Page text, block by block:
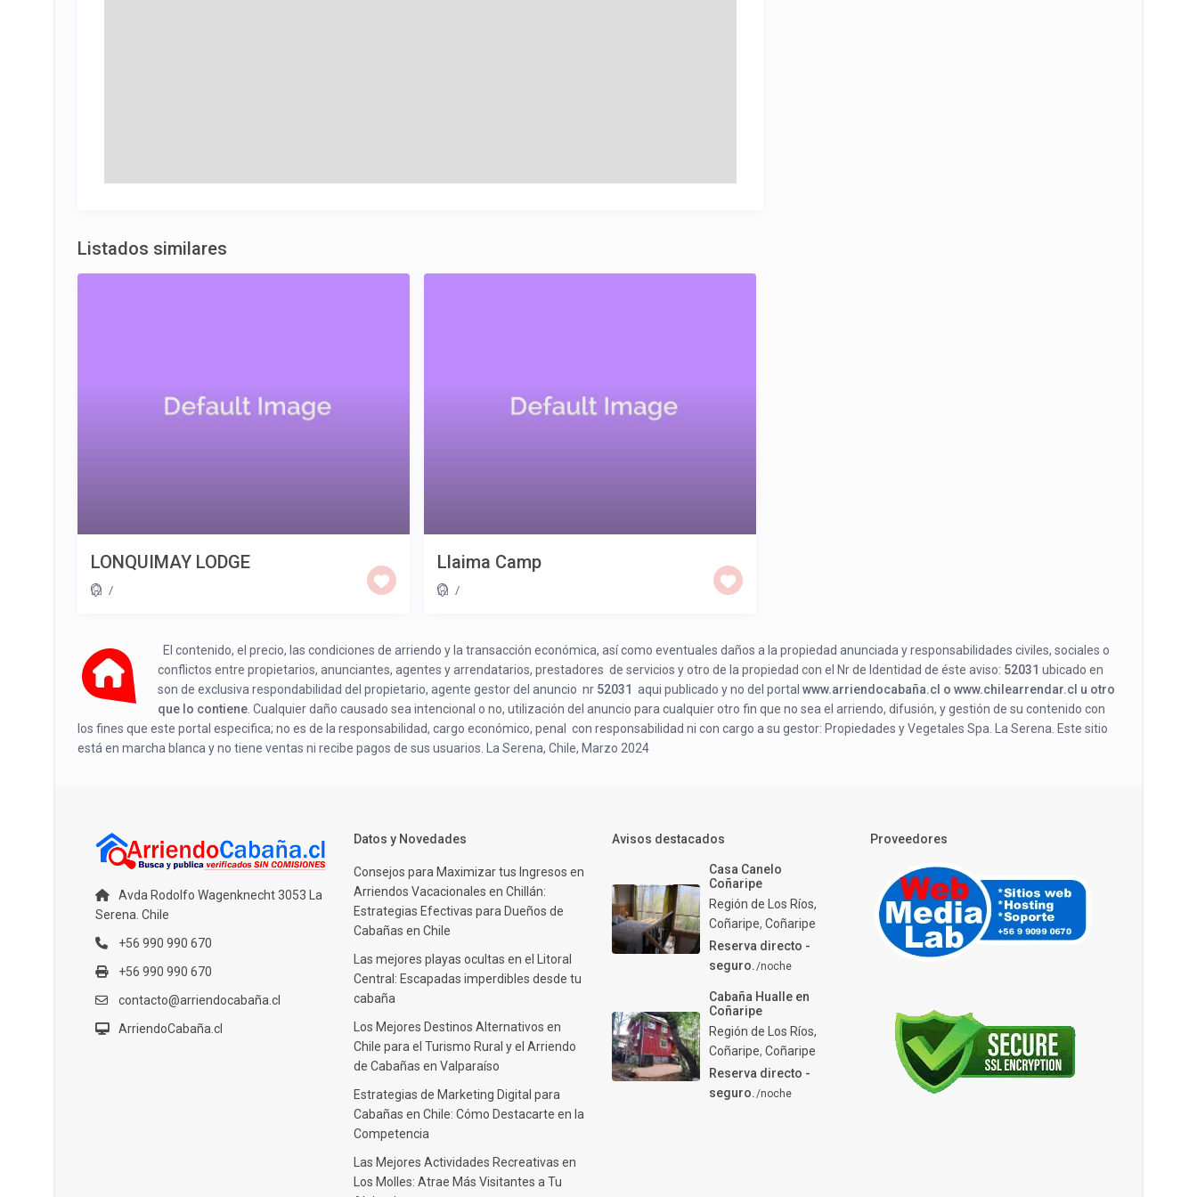
Listados similares
LONQUIMAY LODGE
/
Llaima Camp
/
El contenido, el precio, las condiciones de arriendo y la transacción económica, así como eventuales daños a la propiedad anunciada y responsabilidades civiles, sociales o
conflictos entre propietarios, anunciantes, agentes y arrendatarios, prestadores de servicios y otro de la propiedad con el Nr de Identidad de éste aviso: 52031 ubicado en
son de exclusiva respondabilidad del propietario, agente gestor del anuncio nr 52031 aqui publicado y no del portal www.arriendocabaña.cl o www.chilearrendar.cl u otro
que lo contiene . Cualquier daño causado sea intencional o no, utilización del anuncio para cualquier otro fin que no sea el arriendo, difusión, y gestión de su contenido con
los fines que este portal especifica; no es de la responsabilidad, cargo económico, penal con responsabilidad ni con cargo a su gestor: Propiedades y Vegetales Spa. La Serena. Este sitio
está en marcha blanca y no tiene ventas ni recibe pagos de sus usuarios. La Serena, Chile, Marzo 2024
Avda Rodolfo Wagenknecht 3053 La
Serena. Chile
+56 990 990 670
+56 990 990 670
contacto@arriendocabaña.cl
ArriendoCabaña.cl
Datos y Novedades
Consejos para Maximizar tus Ingresos en
Arriendos Vacacionales en Chillán:
Estrategias Efectivas para Dueños de
Cabañas en Chile
Las mejores playas ocultas en el Litoral
Central: Escapadas imperdibles desde tu
cabaña
Los Mejores Destinos Alternativos en
Chile para el Turismo Rural y el Arriendo
de Cabañas en Valparaíso
Estrategias de Marketing Digital para
Cabañas en Chile: Cómo Destacarte en la
Competencia
Las Mejores Actividades Recreativas en
Los Molles: Atrae Más Visitantes a Tu
Avisos destacados
Casa Canelo
Coñaripe
Región de Los Ríos,
Coñaripe,Coñaripe
Reserva directo -
seguro./noche
Cabaña Hualle en
Coñaripe
Región de Los Ríos,
Coñaripe,Coñaripe
Reserva directo -
seguro./noche
Proveedores